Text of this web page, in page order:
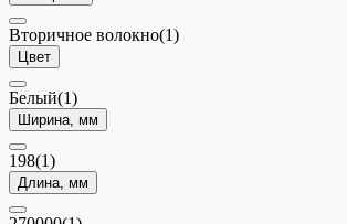
Вторичное волокно(1)
Цвет
Белый(1)
Ширина, мм
198(1)
Длина, мм